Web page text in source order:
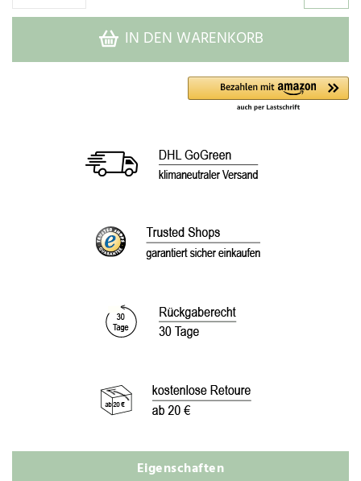
IN DEN WARENKORB
Eigenschaften